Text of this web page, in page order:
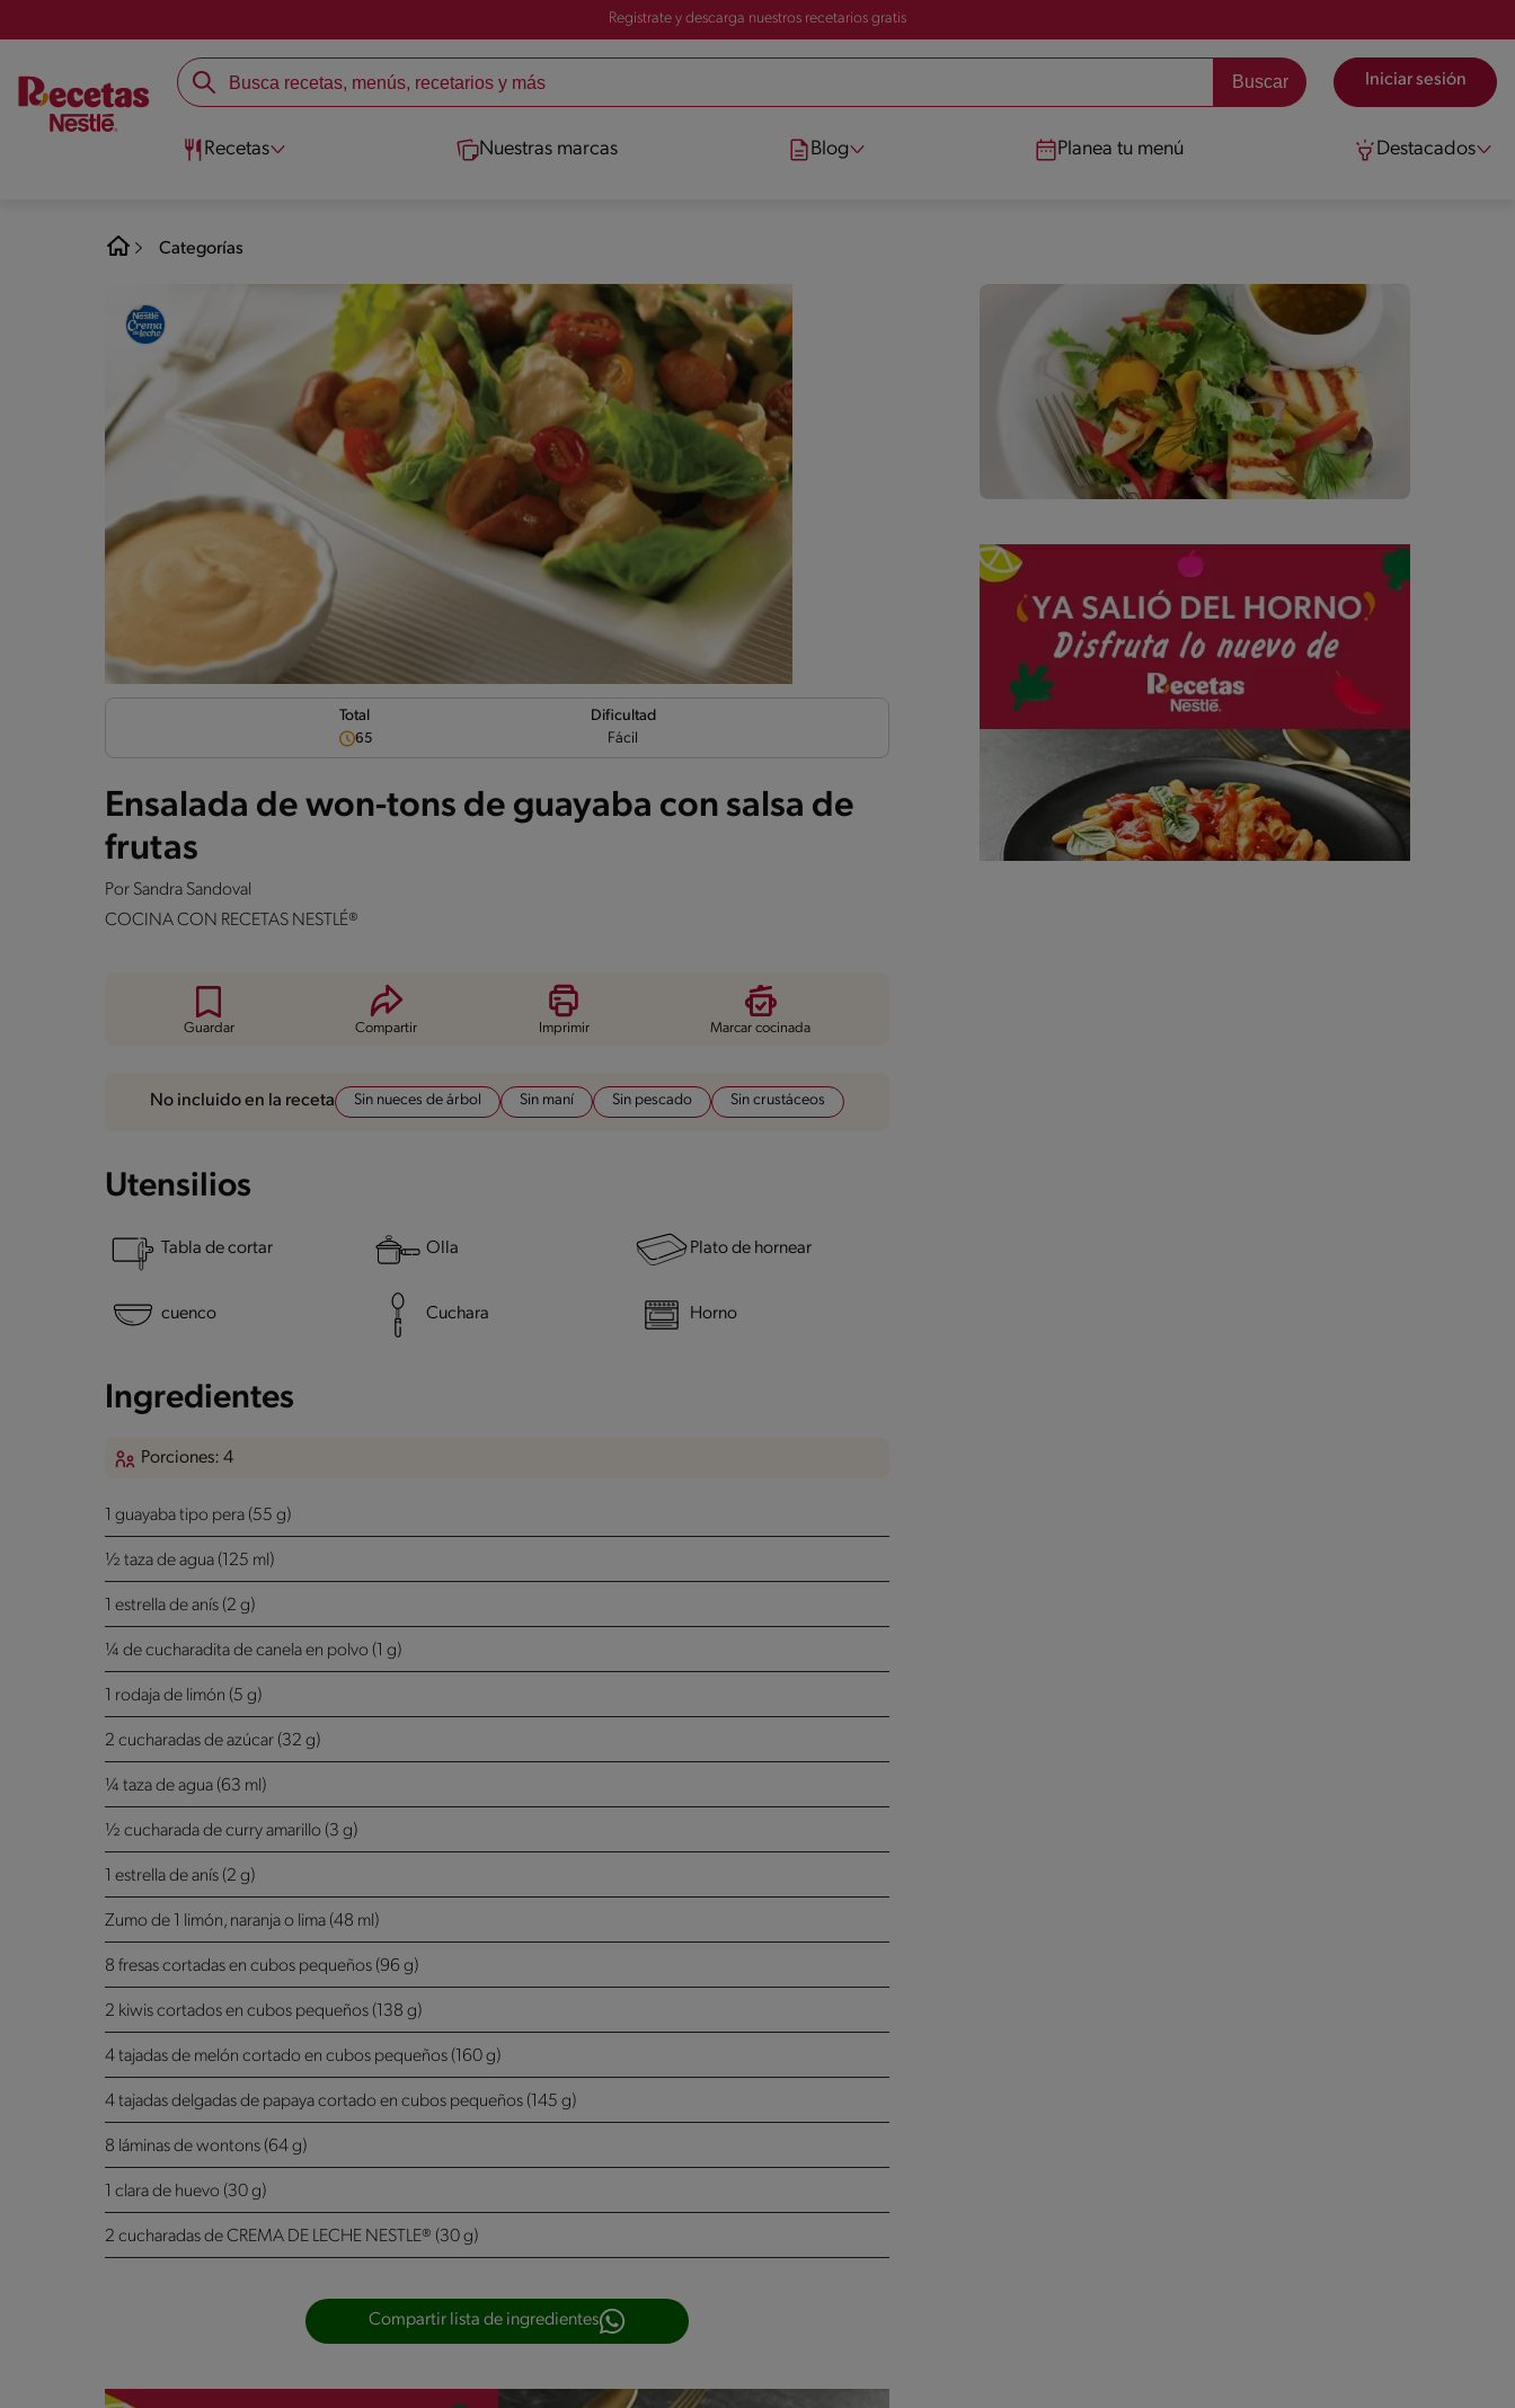
Registrate y descarga nuestros recetarios gratis
Iniciar sesión
Recetas Nuestras marcas Blog Planea tu menú Destacados
Categorías
Total
65
Dificultad
Fácil
Ensalada de won-tons de guayaba con salsa de
frutas
Por Sandra Sandoval
COCINA CON RECETAS NESTLÉ®
Guardar Compartir Imprimir Marcar cocinada
No incluido en la receta Sin nueces de árbol Sin maní Sin pescado Sin crustáceos
Utensilios
Tabla de cortar Olla Plato de hornear
cuenco Cuchara Horno
Ingredientes
Porciones: 4
1 guayaba tipo pera (55 g)
½ taza de agua (125 ml)
1 estrella de anís (2 g)
¼ de cucharadita de canela en polvo (1 g)
1 rodaja de limón (5 g)
2 cucharadas de azúcar (32 g)
¼ taza de agua (63 ml)
½ cucharada de curry amarillo (3 g)
1 estrella de anís (2 g)
Zumo de 1 limón, naranja o lima (48 ml)
8 fresas cortadas en cubos pequeños (96 g)
2 kiwis cortados en cubos pequeños (138 g)
4 tajadas de melón cortado en cubos pequeños (160 g)
4 tajadas delgadas de papaya cortado en cubos pequeños (145 g)
8 láminas de wontons (64 g)
1 clara de huevo (30 g)
2 cucharadas de CREMA DE LECHE NESTLE® (30 g)
Compartir lista de ingredientes